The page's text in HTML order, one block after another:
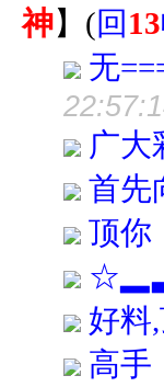
神】 (回 13
无
广大
首先
顶你
好料
高手